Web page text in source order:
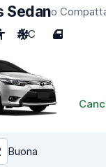
Sedano
A/C 4
Buona